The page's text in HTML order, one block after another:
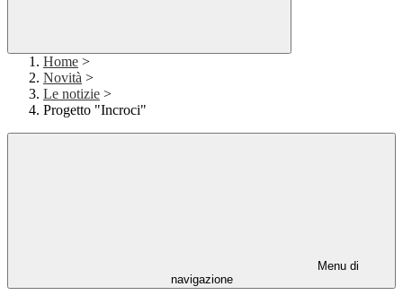
Home >
Novità >
Le notizie >
Progetto "Incroci"
Menu di
navigazione